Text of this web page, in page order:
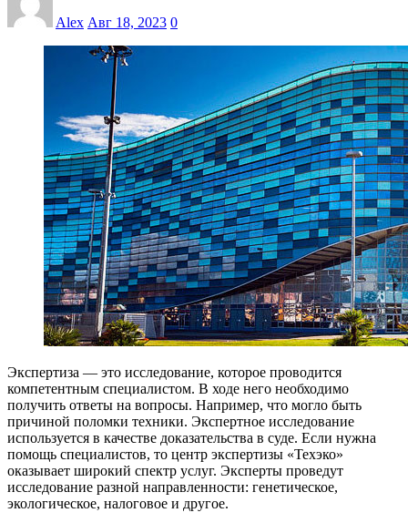
Alex Авг 18, 2023 0
Экспертиза — это исследование, которое проводится
компетентным специалистом. В ходе него необходимо
получить ответы на вопросы. Например, что могло быть
причиной поломки техники. Экспертное исследование
используется в качестве доказательства в суде. Если нужна
помощь специалистов, то центр экспертизы «Техэко»
оказывает широкий спектр услуг. Эксперты проведут
исследование разной направленности: генетическое,
экологическое, налоговое и другое.